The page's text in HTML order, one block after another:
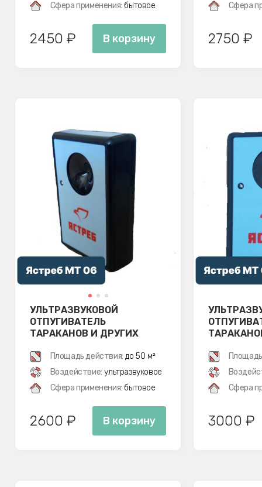
Сфера применения: бытовое
2450 ₽ В корзину
Сфера
2750 ₽
УЛЬТРАЗВУКОВОЙ
ОТПУГИВАТЕЛЬ
ТАРАКАНОВ И ДРУГИХ
Площадь действия: до 50 м²
Воздействие: ультразвуковое
Сфера применения: бытовое
2600 ₽ В корзину
06M
Сфера
3000 ₽